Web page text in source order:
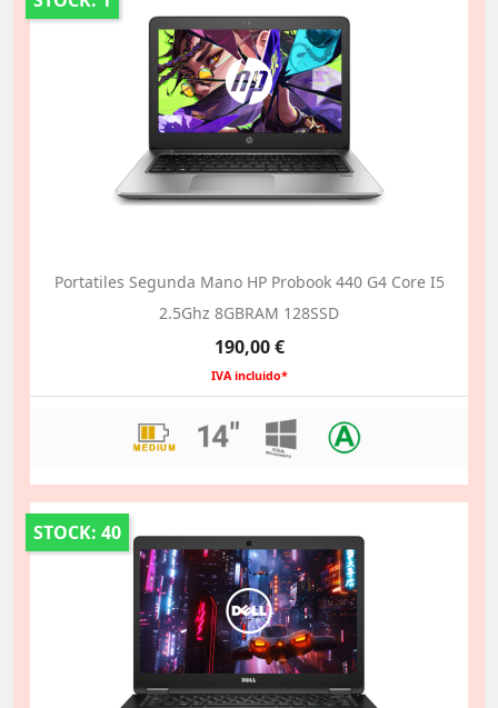
Portatiles Segunda Mano HP Probook 440 G4 Core I5
2.5Ghz 8GBRAM 128SSD
Precio
190,00 €
IVA incluido*
STOCK: 40